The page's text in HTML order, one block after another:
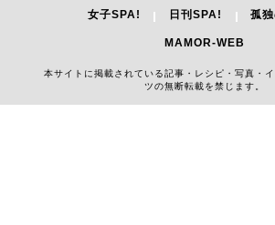
女子SPA! 日刊SPA! 孤
MAMOR-WEB
本サイトに掲載されている記事・レシピ・写真・
ツの無断転載を禁じます。